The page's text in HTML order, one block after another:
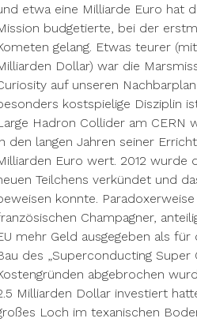
etwa eine Milliarde Euro hat
budgetierte, bei der
gelang. Etwas teurer
Dollar) war die
auf unseren
kostspielige Disziplin
Hadron Collider am CERN
den langen Jahren seiner
Euro wert. 2012 wurde
Teilchens verkündet und
konnte.
Champagner,
mehr Geld ausgegeben als für
des „Superconducting Super
abgebrochen
Milliarden Dollar investiert
Loch im texanischen